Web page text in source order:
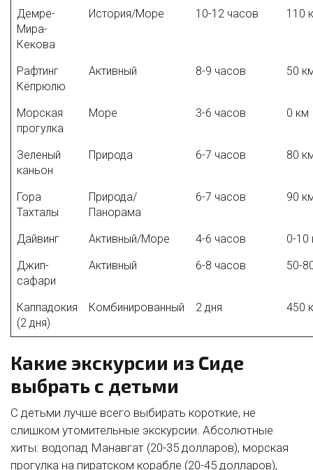
Демре-
Мира-
Кекова
История/Море 10-12 часов 110
Рафтинг
Кёпрюлю
Активный 8-9 часов 50
Морская
прогулка
Море 3-6 часов 0 км
Зеленый
каньон
Природа 6-7 часов 80
Гора
Тахталы
Природа/
Панорама
6-7 часов 90
Дайвинг Активный/Море 4-6 часов
0-10
Джип-
сафари
Активный 6-8 часов 50-
Каппадокия
(2 дня)
Комбинированный 2 дня 450
Какие экскурсии из Сиде
выбрать с детьми
С детьми лучше всего выбирать короткие, не
слишком утомительные экскурсии. Абсолютные
хиты: водопад Манавгат (20-35 долларов), морская
прогулка на пиратском корабле (20-45 долларов),